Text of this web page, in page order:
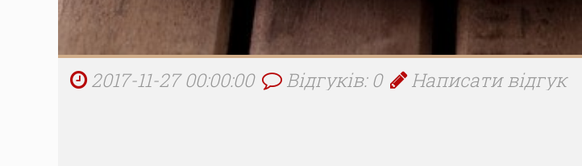
2017-11-27 00:00:00 Відгуків: 0 Написати відгук